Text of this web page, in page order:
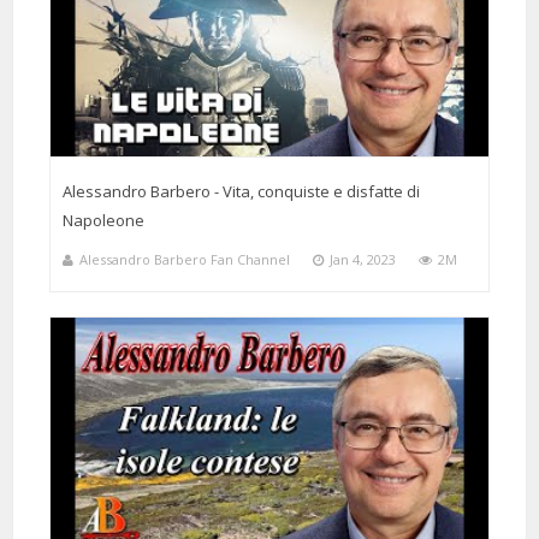
@fulviosarnelli3919 Said: 2 Months 15 Days 23 Hours 10 Minutes ago
@leononpervenutoSaid: 8 Months 8 Days 19 Hours 6 Minutes ago
ODDIO BARBERO NELLA CAMERA??? Non potevo chiedere di meglio
Alessandro Barbero - Vita, conquiste e disfatte di
Napoleone
Alessandro Barbero Fan Channel Jan 4, 2023 2M